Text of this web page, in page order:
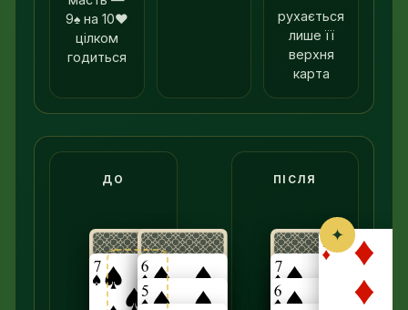
9♠ на 10♥
цілком
годиться
рухається
лише її
верхня
карта
До: в одному стовпці 7♠ лежить на закритій
ДО ПІСЛЯ
✦